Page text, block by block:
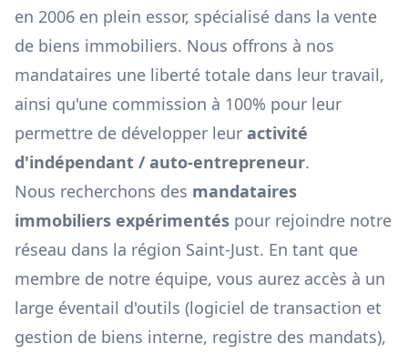
en 2006 en plein essor, spécialisé dans la vente
de biens immobiliers. Nous offrons à nos
mandataires une liberté totale dans leur travail,
ainsi qu'une commission à 100% pour leur
permettre de développer leur activité
d'indépendant / auto-entrepreneur.
Nous recherchons des mandataires
immobiliers expérimentés pour rejoindre notre
réseau dans la région Saint-Just. En tant que
membre de notre équipe, vous aurez accès à un
large éventail d'outils (logiciel de transaction et
gestion de biens interne, registre des mandats),